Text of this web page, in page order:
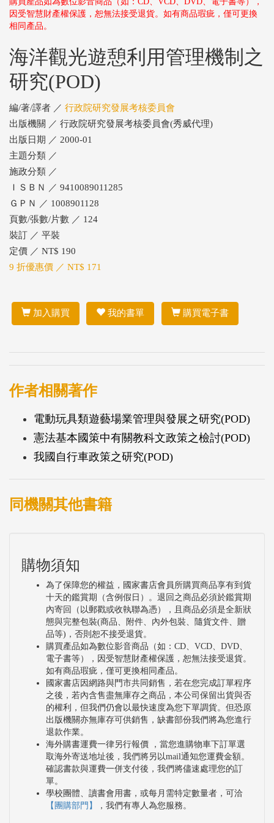
因受智慧財產權保護，恕無法接受退貨。如有商品瑕疵，僅可更換
相同產品。
海洋觀光遊憩利用管理機制之
研究(POD)
編/著/譯者 ／ 行政院研究發展考核委員會
出版機關 ／ 行政院研究發展考核委員會(秀威代理)
出版日期 ／ 2000-01
主題分類 ／
施政分類 ／
ＩＳＢＮ ／ 9410089011285
ＧＰＮ ／ 1008901128
頁數/張數/片數 ／ 124
裝訂 ／ 平裝
定價 ／ NT$ 190
9 折優惠價 ／ NT$ 171
加入購買 我的書單 購買電子書
作者相關著作
電動玩具類遊藝場業管理與發展之研究(POD)
憲法基本國策中有關教科文政策之檢討(POD)
我國自行車政策之研究(POD)
同機關其他書籍
購物須知
為了保障您的權益，國家書店會員所購買商品享有到貨
十天的鑑賞期（含例假日）。退回之商品必須於鑑賞期
內寄回（以郵戳或收執聯為憑），且商品必須是全新狀
態與完整包裝(商品、附件、內外包裝、隨貨文件、贈
品等)，否則恕不接受退貨。
購買產品如為數位影音商品（如：CD、VCD、DVD、
電子書等），因受智慧財產權保護，恕無法接受退貨。
如有商品瑕疵，僅可更換相同產品。
國家書店因網路與門市共同銷售，若在您完成訂單程序
之後，若內含售盡無庫存之商品，本公司保留出貨與否
的權利，但我們仍會以最快速度為您下單調貨。但恐原
出版機關亦無庫存可供銷售，缺書部份我們將為您進行
退款作業。
海外購書運費一律另行報價 ，當您進購物車下訂單選
取海外寄送地址後，我們將另以mail通知您運費金額。
確認書款與運費一併支付後，我們將儘速處理您的訂
單。
學校團體、讀書會用書，或每月需特定數量者，可洽
【團購部門】
，我們有專人為您服務。